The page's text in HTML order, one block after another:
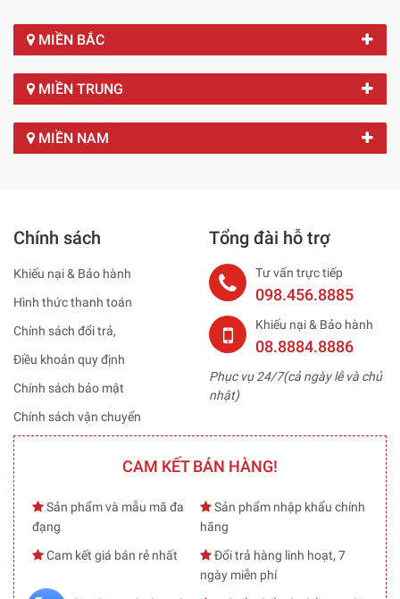
MIỀN BẮC
MIỀN TRUNG
MIỀN NAM
Chính sách
Khiếu nại & Bảo hành
Hình thức thanh toán
Chính sách đổi trả,
Điều khoản quy định
Chính sách bảo mật
Chính sách vận chuyển
Tổng đài hỗ trợ
Tư vấn trực tiếp
098.456.8885
Khiếu nại & Bảo hành
08.8884.8886
Phục vụ 24/7(cả ngày lễ và chủ
nhật)
CAM KẾT BÁN HÀNG!
Sản phẩm và mẫu mã đa
đạng
Sản phẩm nhập khẩu chính
hãng
Cam kết giá bán rẻ nhất
Đổi trả hàng linh hoạt, 7
ngày miễn phí